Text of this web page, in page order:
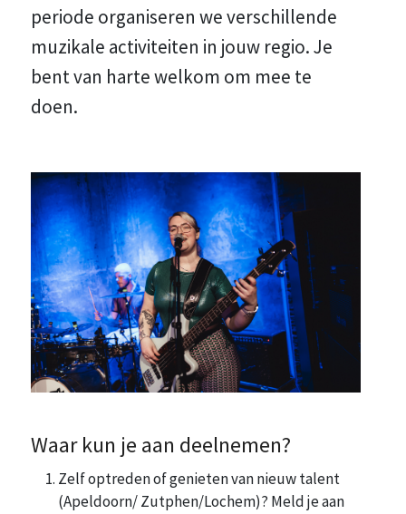
periode organiseren we verschillende
muzikale activiteiten in jouw regio. Je
bent van harte welkom om mee te
doen.
Waar kun je aan deelnemen?
Zelf optreden of genieten van nieuw talent
(Apeldoorn/ Zutphen/Lochem)? Meld je aan